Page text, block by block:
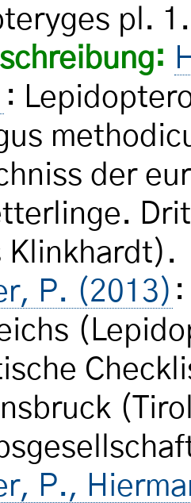
pl.
:
der
Klinkhardt).
P. (2013)
P.,